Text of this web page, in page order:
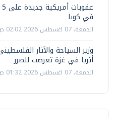
في كوبا
الجمعة، 07 اغسطس 2026 02:02 ص
أثريا في غزة تعرضت للضرر
الجمعة، 07 اغسطس 2026 01:32 ص